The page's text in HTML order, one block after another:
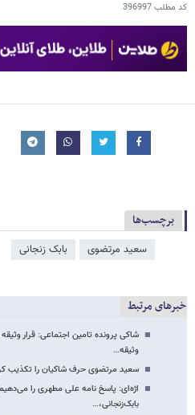
کد مطلب396997
برچسب‌ها
سعید مرتضوی بابک زنجانی
خبرهای مرتبط
شاکی پرونده تامین اجتماعی: قرار
وثیقه…
سعید مرتضوی حرف شاکیان را تکذیب
اژه‌ای: پاسخ نامه علی مطهری را
بابک‌زنجانی،…